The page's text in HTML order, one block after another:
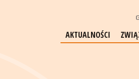
AKTUALNOŚCI